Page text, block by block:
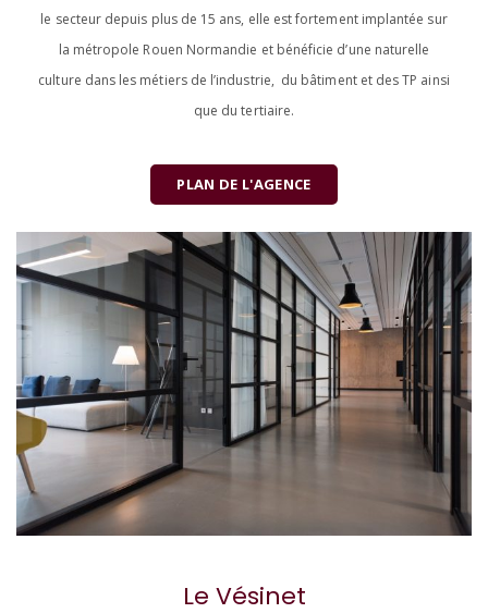
le secteur depuis plus de 15 ans, elle est fortement implantée sur
la métropole Rouen Normandie et bénéficie d’une naturelle
culture dans les métiers de l’industrie, du bâtiment et des TP ainsi
que du tertiaire.
PLAN DE L'AGENCE
Le Vésinet